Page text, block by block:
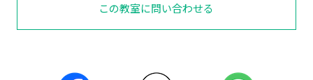
この教室に問い合わせる